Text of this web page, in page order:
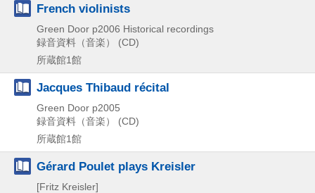
French violinists
Green Door p2006 Historical recordings
録音資料（音楽） (CD)
所蔵館1館
Jacques Thibaud récital
Green Door p2005
録音資料（音楽） (CD)
所蔵館1館
Gérard Poulet plays Kreisler
[Fritz Kreisler]